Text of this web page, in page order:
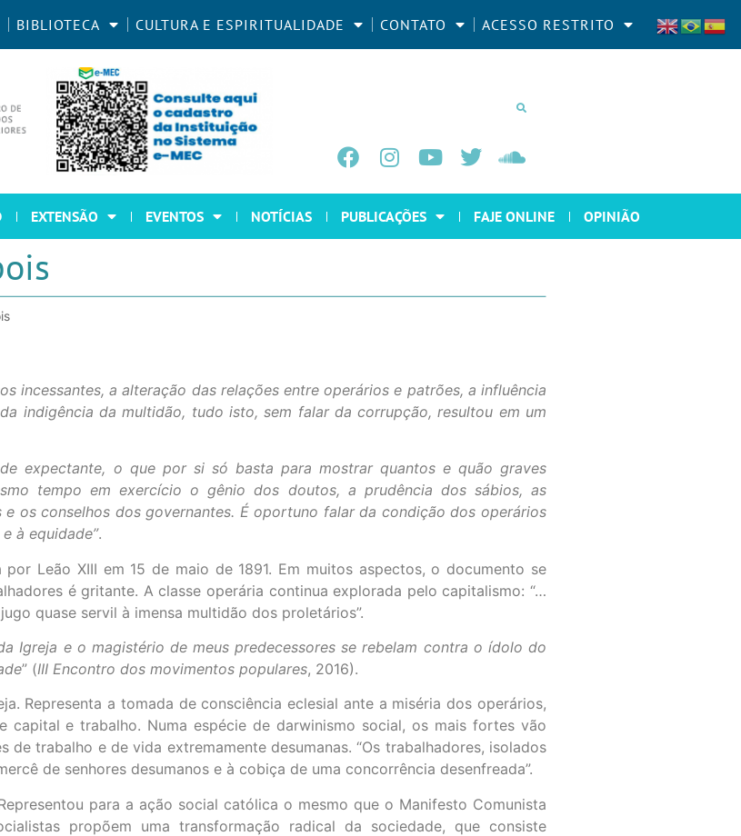
BIBLIOTECA CULTURA E ESPIRITUALIDADE CONTATO ACESSO RESTRITO
EXTENSÃO EVENTOS NOTÍCIAS PUBLICAÇÕES FAJE ONLINE OPINIÃO
incessantes, a alteração das relações entre operários e patrões, a influência
indigência da multidão, tudo isto, sem falar da corrupção, resultou em um
expectante, o que por si só basta para mostrar quantos e quão graves
tempo em exercício o gênio dos doutos, a prudência dos sábios, as
os conselhos dos governantes. É oportuno falar da condição dos operários
à equidade”.
por Leão XIII em 15 de maio de 1891. Em muitos aspectos, o documento se
é gritante. A classe operária continua explorada pelo capitalismo: “…
quase servil à imensa multidão dos proletários”.
Igreja e o magistério de meus predecessores se rebelam contra o ídolo do
” (III Encontro dos movimentos populares, 2016).
Representa a tomada de consciência eclesial ante a miséria dos operários,
e trabalho. Numa espécie de darwinismo social, os mais fortes vão
trabalho e de vida extremamente desumanas. “Os trabalhadores, isolados
de senhores desumanos e à cobiça de uma concorrência desenfreada”.
para a ação social católica o mesmo que o Manifesto Comunista
propõem uma transformação radical da sociedade, que consiste